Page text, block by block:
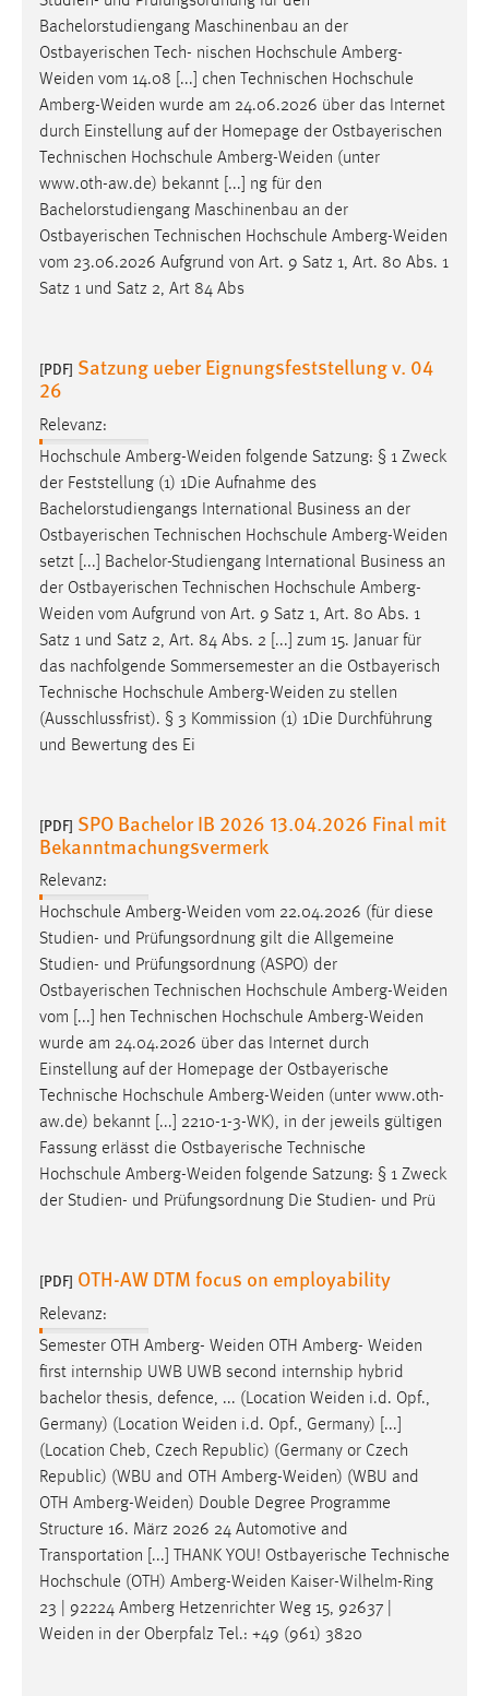
Bachelorstudiengang Maschinenbau an der
Ostbayerischen Tech- nischen Hochschule Amberg-
Weiden vom 14.08 [...] chen Technischen Hochschule
Amberg-Weiden wurde am 24.06.2026 über das Internet
durch Einstellung auf der Homepage der Ostbayerischen
Technischen Hochschule Amberg-Weiden (unter
www.oth-aw.de) bekannt [...] ng für den
Bachelorstudiengang Maschinenbau an der
Ostbayerischen Technischen Hochschule Amberg-Weiden
vom 23.06.2026 Aufgrund von Art. 9 Satz 1, Art. 80 Abs. 1
Satz 1 und Satz 2, Art 84 Abs
[PDF] Satzung ueber Eignungsfeststellung v. 04
26
Relevanz:
Hochschule Amberg-Weiden folgende Satzung: § 1 Zweck
der Feststellung (1) 1Die Aufnahme des
Bachelorstudiengangs International Business an der
Ostbayerischen Technischen Hochschule Amberg-Weiden
setzt [...] Bachelor-Studiengang International Business an
der Ostbayerischen Technischen Hochschule Amberg-
Weiden vom Aufgrund von Art. 9 Satz 1, Art. 80 Abs. 1
Satz 1 und Satz 2, Art. 84 Abs. 2 [...] zum 15. Januar für
das nachfolgende Sommersemester an die Ostbayerisch
Technische Hochschule Amberg-Weiden zu stellen
(Ausschlussfrist). § 3 Kommission (1) 1Die Durchführung
und Bewertung des Ei
[PDF] SPO Bachelor IB 2026 13.04.2026 Final mit
Bekanntmachungsvermerk
Relevanz:
Hochschule Amberg-Weiden vom 22.04.2026 (für diese
Studien- und Prüfungsordnung gilt die Allgemeine
Studien- und Prüfungsordnung (ASPO) der
Ostbayerischen Technischen Hochschule Amberg-Weiden
vom [...] hen Technischen Hochschule Amberg-Weiden
wurde am 24.04.2026 über das Internet durch
Einstellung auf der Homepage der Ostbayerische
Technische Hochschule Amberg-Weiden (unter www.oth-
aw.de) bekannt [...] 2210-1-3-WK), in der jeweils gültigen
Fassung erlässt die Ostbayerische Technische
Hochschule Amberg-Weiden folgende Satzung: § 1 Zweck
der Studien- und Prüfungsordnung Die Studien- und Prü
[PDF] OTH-AW DTM focus on employability
Relevanz:
Semester OTH Amberg- Weiden OTH Amberg- Weiden
first internship UWB UWB second internship hybrid
bachelor thesis, defence, ... (Location Weiden i.d. Opf.,
Germany) (Location Weiden i.d. Opf., Germany) [...]
(Location Cheb, Czech Republic) (Germany or Czech
Republic) (WBU and OTH Amberg-Weiden) (WBU and
OTH Amberg-Weiden) Double Degree Programme
Structure 16. März 2026 24 Automotive and
Transportation [...] THANK YOU! Ostbayerische Technische
Hochschule (OTH) Amberg-Weiden Kaiser-Wilhelm-Ring
23 | 92224 Amberg Hetzenrichter Weg 15, 92637 |
Weiden in der Oberpfalz Tel.: +49 (961) 3820
Conversion-Tracking
Cookie Laufzeit:
3 Monate
Facebook Pixel
Name:
_fbp
Anbieter:
Facebook
EXTERNE MEDIEN
Um Inhalte von Videoplattformen und Social Media
Plattformen anzeigen zu können, werden von diesen
externen Medien Cookies gesetzt.
YouTube
Vimeo